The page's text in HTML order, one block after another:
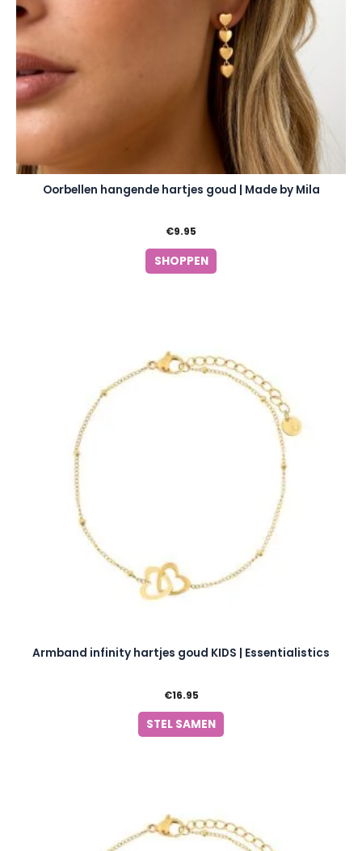
Oorbellen hangende hartjes goud | Made by Mila
€9.95
SHOPPEN
Armband infinity hartjes goud KIDS | Essentialistics
€16.95
STEL SAMEN